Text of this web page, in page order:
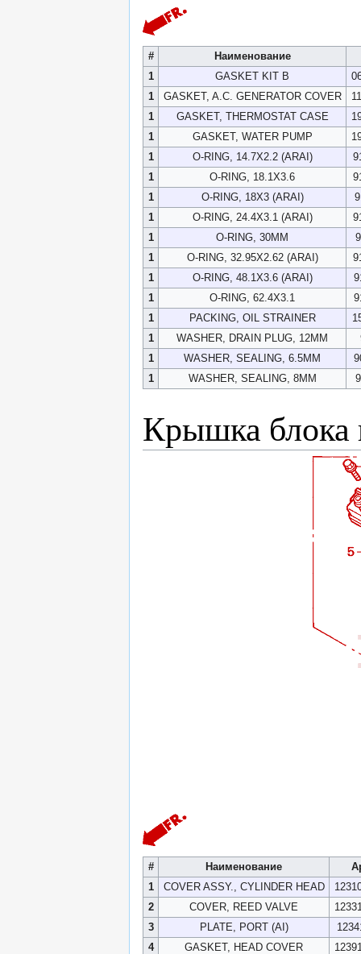
#
Наименование
1
GASKET KIT B
1
GASKET, A.C. GENERATOR COVER
1
GASKET, THERMOSTAT CASE
1
GASKET, WATER PUMP
1
O-RING, 14.7X2.2 (ARAI)
1
O-RING, 18.1X3.6
1
O-RING, 18X3 (ARAI)
1
O-RING, 24.4X3.1 (ARAI)
1
O-RING, 30MM
1
O-RING, 32.95X2.62 (ARAI)
1
O-RING, 48.1X3.6 (ARAI)
1
O-RING, 62.4X3.1
1
PACKING, OIL STRAINER
1
WASHER, DRAIN PLUG, 12MM
1
WASHER, SEALING, 6.5MM
1
WASHER, SEALING, 8MM
Крышка блока
# Наименование
1
COVER ASSY., CYLINDER HEAD
2
COVER, REED VALVE
3
PLATE, PORT (AI)
4
GASKET, HEAD COVER